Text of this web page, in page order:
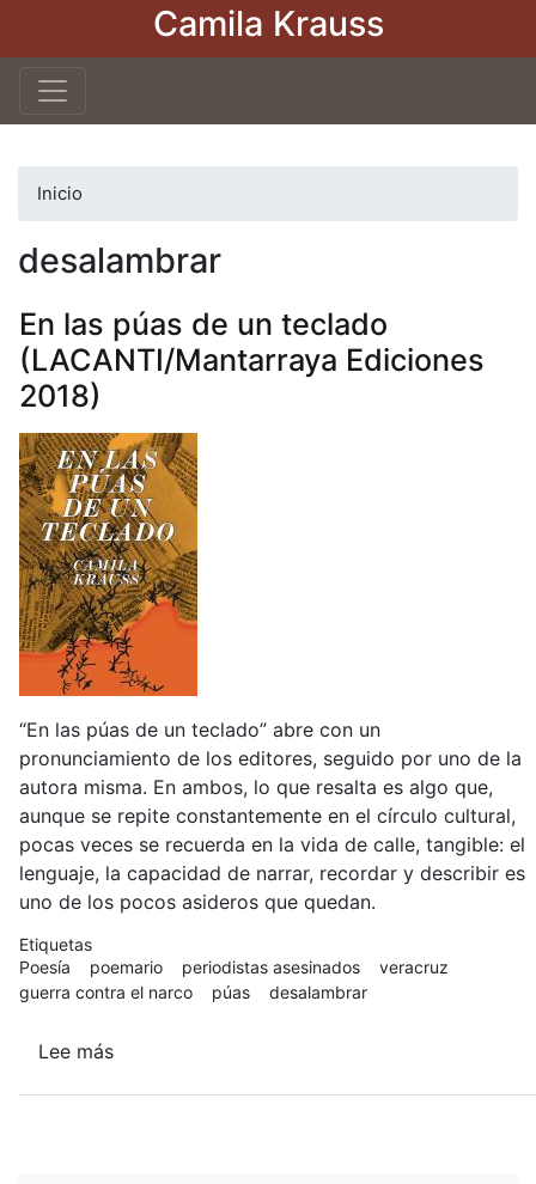
Pasar
Camila Krauss
Inicio
desalambrar
En las púas de un teclado
(LACANTI/Mantarraya Ediciones
2018)
“En las púas de un teclado” abre con un
pronunciamiento de los editores, seguido por uno de la
autora misma. En ambos, lo que resalta es algo que,
aunque se repite constantemente en el círculo cultural,
pocas veces se recuerda en la vida de calle, tangible: el
lenguaje, la capacidad de narrar, recordar y describir es
uno de los pocos asideros que quedan.
Etiquetas
Poesía
poemario periodistas asesinados
veracruz
guerra contra el narco
púas desalambrar
Lee más